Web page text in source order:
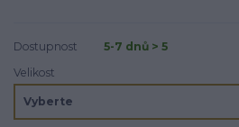
Dostupnost
5-7 dnů > 5
Velikost